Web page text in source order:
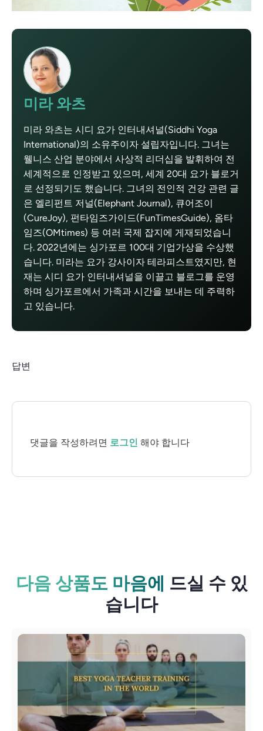
미라 와츠
미라 와츠는 시디 요가 인터내셔널(Siddhi Yoga
International)의 소유주이자 설립자입니다. 그녀는
웰니스 산업 분야에서 사상적 리더십을 발휘하여 전
세계적으로 인정받고 있으며, 세계 20대 요가 블로거
로 선정되기도 했습니다. 그녀의 전인적 건강 관련 글
은 엘리펀트 저널(Elephant Journal), 큐어조이
(CureJoy), 펀타임즈가이드(FunTimesGuide), 옴타
임즈(OMtimes) 등 여러 국제 잡지에 게재되었습니
다. 2022년에는 싱가포르 100대 기업가상을 수상했
습니다. 미라는 요가 강사이자 테라피스트였지만, 현
재는 시디 요가 인터내셔널을 이끌고 블로그를 운영
하며 싱가포르에서 가족과 시간을 보내는 데 주력하
고 있습니다.
답변
댓글을 작성하려면 로그인 해야 합니다
다음 상품도 마음에 드실 수 있
습니다